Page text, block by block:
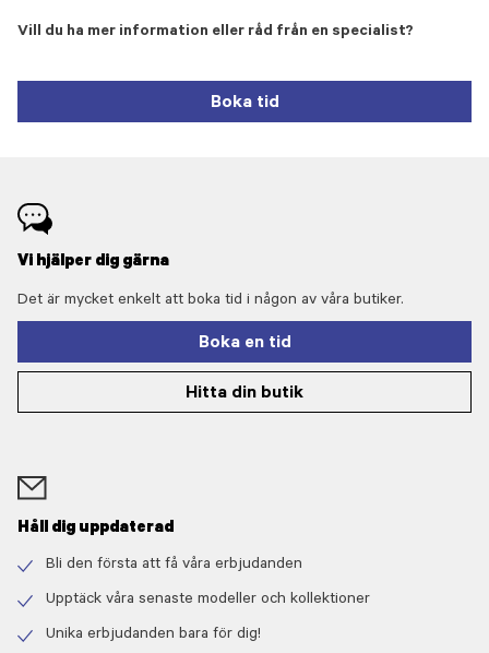
Vill du ha mer information eller råd från en specialist?
Boka tid
Vi hjälper dig gärna
Det är mycket enkelt att boka tid i någon av våra butiker.
Boka en tid
Hitta din butik
Håll dig uppdaterad
icon
Bli den första att få våra erbjudanden
icon
Upptäck våra senaste modeller och kollektioner
Unika erbjudanden bara för dig!